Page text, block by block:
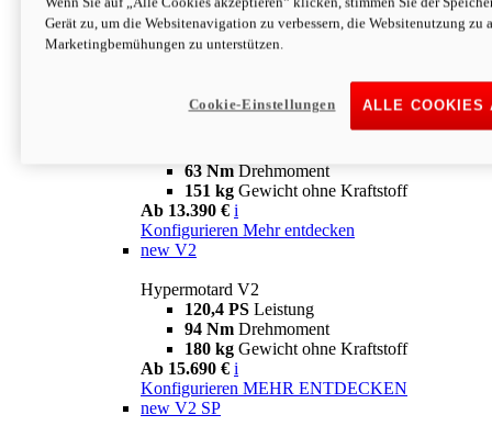
63 NmDrehmoment
151 kgGewicht ohne Kraftstoff
Ab 13.890 € i
63 Nm Drehmoment
151 kg Gewicht ohne Kraftstoff
Ab 13.390 € i
Konfigurieren Mehr entdecken
new V2
Hypermotard V2
120,4 PS Leistung
94 Nm Drehmoment
180 kg Gewicht ohne Kraftstoff
Ab 15.690 € i
Konfigurieren MEHR ENTDECKEN
new V2 SP
Gerät zu, um die Websitenavigation zu verbessern, die Websitenutzung zu
Marketingbemühungen zu unterstützen.
ALLE COOKIES
Cookie-Einstellungen